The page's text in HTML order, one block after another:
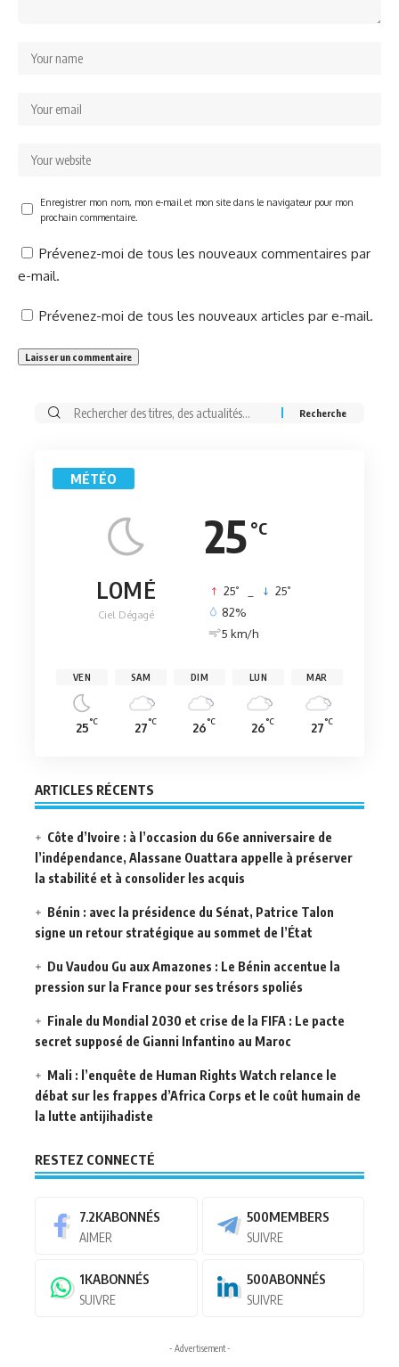
Enregistrer mon nom, mon e-mail et mon site dans le navigateur pour mon
prochain commentaire.
Prévenez-moi de tous les nouveaux commentaires par
e-mail.
Prévenez-moi de tous les nouveaux articles par e-mail.
Rechercher:
MÉTÉO
25 °C
LOMÉ
Ciel Dégagé
25° 25°
82%
5 km/h
VEN
25°C
SAM
27°C
DIM
26°C
LUN
26°C
MAR
27°C
ARTICLES RÉCENTS
Côte d’Ivoire : à l’occasion du 66e anniversaire de
l’indépendance, Alassane Ouattara appelle à préserver
la stabilité et à consolider les acquis
Bénin : avec la présidence du Sénat, Patrice Talon
signe un retour stratégique au sommet de l’État
Du Vaudou Gu aux Amazones : Le Bénin accentue la
pression sur la France pour ses trésors spoliés
Finale du Mondial 2030 et crise de la FIFA : Le pacte
secret supposé de Gianni Infantino au Maroc
Mali : l’enquête de Human Rights Watch relance le
débat sur les frappes d’Africa Corps et le coût humain de
la lutte antijihadiste
RESTEZ CONNECTÉ
7.2KABONNÉS
AIMER
500MEMBERS
SUIVRE
1KABONNÉS
SUIVRE
500ABONNÉS
SUIVRE
- Advertisement -